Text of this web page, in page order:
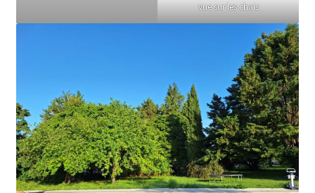
vue sur les chais